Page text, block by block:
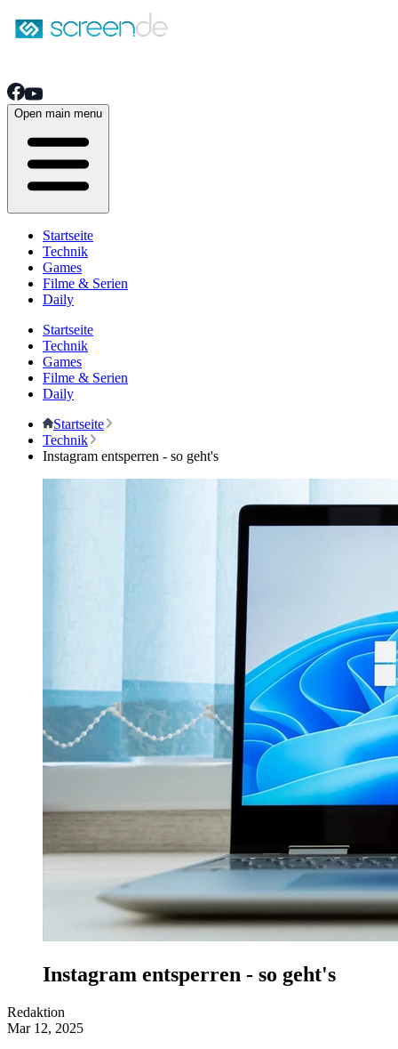
Open main menu
Startseite
Technik
Games
Filme & Serien
Daily
Startseite
Technik
Games
Filme & Serien
Daily
Startseite
Technik
Instagram entsperren - so geht's
Instagram entsperren - so geht's
Redaktion
Mar 12, 2025